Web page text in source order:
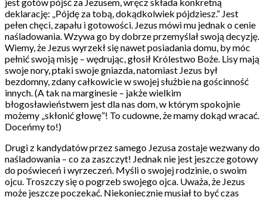
deklarację: „Pójdę za tobą, dokądkolwiek pójdziesz.” Jest
pełen chęci, zapału i gotowości. Jezus mówi mu jednak o cenie
naśladowania. Wzywa go by dobrze przemyślał swoją decyzję.
Wiemy, że Jezus wyrzekł się nawet posiadania domu, by móc
pełnić swoją misję – wędrując, głosił Królestwo Boże. Lisy mają
swoje nory, ptaki swoje gniazda, natomiast Jezus był
bezdomny, zdany całkowicie w swojej służbie na gościnność
innych. (A tak na marginesie – jakże wielkim
błogosławieństwem jest dla nas dom, w którym spokojnie
możemy „skłonić głowę”! To cudowne, że mamy dokąd wracać.
Doceńmy to!)
Drugi z kandydatów przez samego Jezusa zostaje wezwany do
naśladowania – co za zaszczyt! Jednak nie jest jeszcze gotowy
do poświeceń i wyrzeczeń. Myśli o swojej rodzinie, o swoim
ojcu. Troszczy się o pogrzeb swojego ojca. Uważa, że Jezus
może jeszcze poczekać. Niekoniecznie musiał to być czas